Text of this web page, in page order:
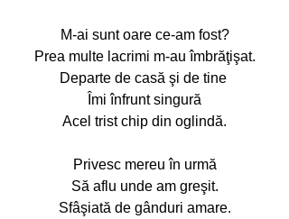
M-ai sunt oare ce-am fost?
Prea multe lacrimi m-au îmbrăţişat.
Departe de casă şi de tine
Îmi înfrunt singură
Acel trist chip din oglindă.
Privesc mereu în urmă
Să aflu unde am greşit.
Sfâşiată de gânduri amare.